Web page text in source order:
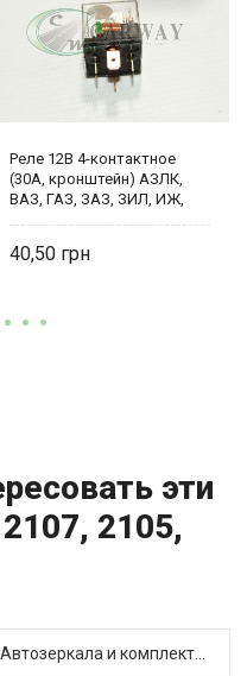
Реле 12В 4-контактное
(30А, кронштейн) АЗЛК,
ВАЗ, ГАЗ, ЗАЗ, ЗИЛ, ИЖ,
Электрика
40,50
эти
2105,
Автозеркала и комплектующие (7)